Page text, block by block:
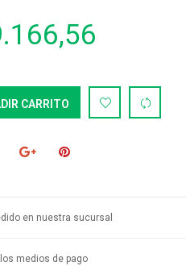
CARRITO
en nuestra sucursal
medios de pago